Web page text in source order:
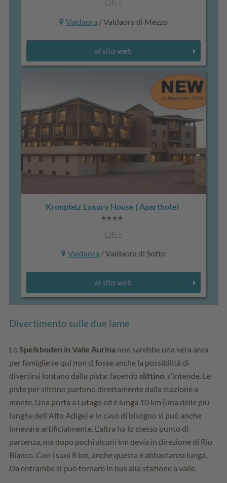
CIN +
Valdaora / Valdaora di Mezzo
al sito web
Kronplatz Luxury House | Aparthotel
CIN +
Valdaora / Valdaora di Sotto
al sito web
Divertimento sulle due lame
Lo Speikboden in Valle Aurina non sarebbe una vera area
per famiglie se qui non ci fosse anche la possibilità di
divertirsi lontano dalla pista: facendo slittino, s'intende. Le
piste per slittino partono direttamente dalla stazione a
monte. Una porta a Lutago ed è lunga 10 km (una delle più
lunghe dell'Alto Adige) e in caso di bisogno si può anche
innevare artificialmente. L'altra ha lo stesso punto di
partenza, ma dopo pochi alcuni km devia in direzione di Rio
Bianco. Con i suoi 8 km, anche questa è abbastanza lunga.
Da entrambe si può tornare in bus alla stazione a valle.